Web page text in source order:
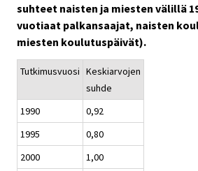
suhteet naisten ja miesten välillä
vuotiaat palkansaajat, naisten
miesten koulutuspäivät).
Tutkimusvuosi Keskiarvojen
suhde
1990
0,92
1995
0,80
2000
1,00